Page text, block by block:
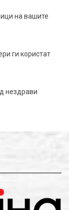
на вашите
ги користат
нездрави